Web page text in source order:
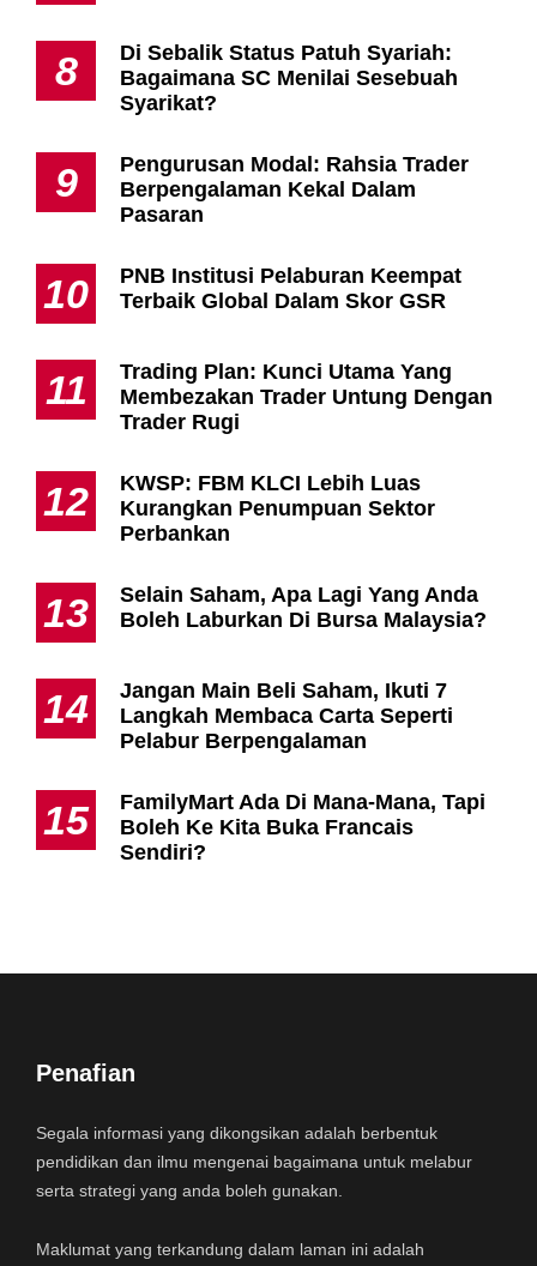
8
Di Sebalik Status Patuh Syariah:
Bagaimana SC Menilai Sesebuah
Syarikat?
9
Pengurusan Modal: Rahsia Trader
Berpengalaman Kekal Dalam
Pasaran
10
PNB Institusi Pelaburan Keempat
Terbaik Global Dalam Skor GSR
11
Trading Plan: Kunci Utama Yang
Membezakan Trader Untung Dengan
Trader Rugi
12
KWSP: FBM KLCI Lebih Luas
Kurangkan Penumpuan Sektor
Perbankan
13
Selain Saham, Apa Lagi Yang Anda
Boleh Laburkan Di Bursa Malaysia?
14
Jangan Main Beli Saham, Ikuti 7
Langkah Membaca Carta Seperti
Pelabur Berpengalaman
15
FamilyMart Ada Di Mana-Mana, Tapi
Boleh Ke Kita Buka Francais
Sendiri?
Penafian
Segala informasi yang dikongsikan adalah berbentuk
pendidikan dan ilmu mengenai bagaimana untuk melabur
serta strategi yang anda boleh gunakan.
Maklumat yang terkandung dalam laman ini adalah